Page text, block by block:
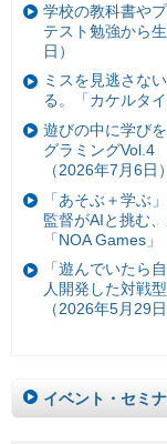
学校の教科書や
テスト勉強から
日）
ミスを見逃さな
る。「カケルタ
遊びの中に学び
グラミングVol.4
（2026年7月6日）
「あそぶ＋学ぶ
監督がAIと挑む
「NOA Games
「遊んでいたら
人開発した対戦
（2026年5月29日
イベント・セミ